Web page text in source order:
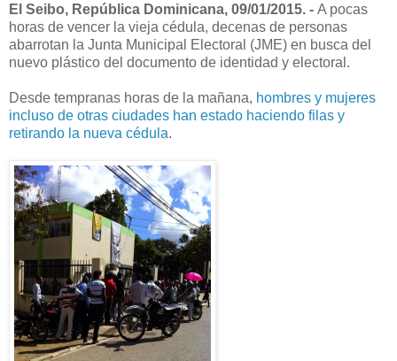
El Seibo, República Dominicana, 09/01/2015. - A pocas
horas de vencer la vieja cédula, decenas de personas
abarrotan la Junta Municipal Electoral (JME) en busca del
nuevo plástico del documento de identidad y electoral.
Desde tempranas horas de la mañana, hombres y mujeres
incluso de otras ciudades han estado haciendo filas y
retirando la nueva cédula.